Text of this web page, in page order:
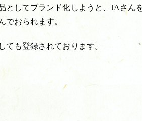
としてブランド化しようと、JAさん
でおられます。
ても登録されております。